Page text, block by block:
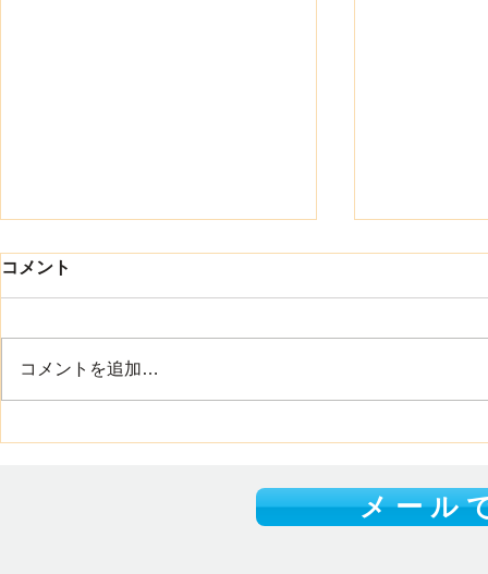
8月になりました
ワイ・トラストの渡辺です 8月に
ています こまめな水分補給や適
度な休憩を取りながら、無理のな
の場所で違った夏の魅力を楽しむ
ことができます また、県内各地
集合住宅用
コメント
コメントを追加…
メ ー ル